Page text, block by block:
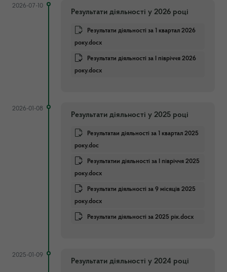
2026-07-10
Результати діяльності у 2026 році
Результати діяльності за 1 квартал 2026
року.docx
Результати діяльності за І півріччя 2026
року.docx
2026-01-08
Результати діяльності у 2025 році
Результатаи діяльності за 1 квартал 2025
року.doc
Результатии діяльності за І півріччя 2025
року.docx
Результати діяльності за 9 місяців 2025
року.docx
Результати діяльності за 2025 рік.docx
2025-01-09
Результати діяльності у 2024 році